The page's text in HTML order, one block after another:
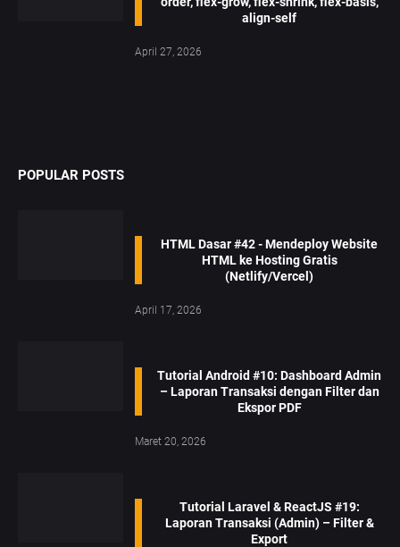
align-self
April 27, 2026
POPULAR POSTS
HTML Dasar #42 - Mendeploy Website
HTML ke Hosting Gratis
(Netlify/Vercel)
April 17, 2026
Tutorial Android #10: Dashboard Admin
– Laporan Transaksi dengan Filter dan
Ekspor PDF
Maret 20, 2026
Tutorial Laravel & ReactJS #19:
Laporan Transaksi (Admin) – Filter &
Export